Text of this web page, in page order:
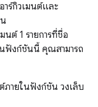
ร์กิวเมนต์และ
นต์ 1 รายการที่ชื่อ
ฟังก์ชันนี้ คุณสามารถ
ภายในฟังก์ชัน วงเล็บ